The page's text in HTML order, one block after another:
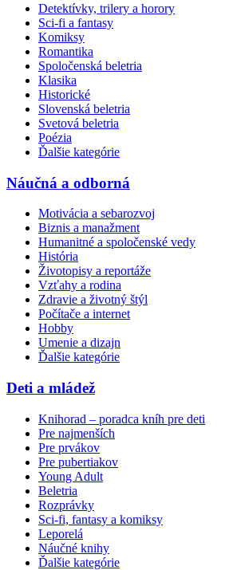
Detektívky, trilery a horory
Sci-fi a fantasy
Komiksy
Romantika
Spoločenská beletria
Klasika
Historické
Slovenská beletria
Svetová beletria
Poézia
Ďalšie kategórie
Náučná a odborná
Motivácia a sebarozvoj
Biznis a manažment
Humanitné a spoločenské vedy
História
Životopisy a reportáže
Vzťahy a rodina
Zdravie a životný štýl
Počítače a internet
Hobby
Umenie a dizajn
Ďalšie kategórie
Deti a mládež
Knihorad – poradca kníh pre deti
Pre najmenších
Pre prvákov
Pre pubertiakov
Young Adult
Beletria
Rozprávky
Sci-fi, fantasy a komiksy
Leporelá
Náučné knihy
Ďalšie kategórie